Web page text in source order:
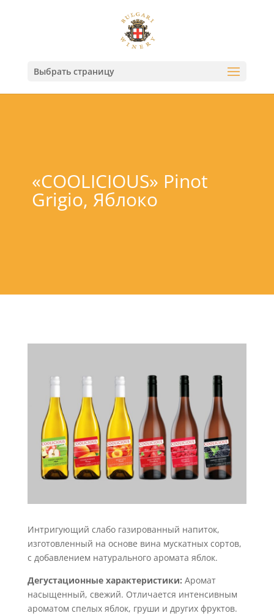
Выбрать страницу
«COOLICIOUS» Pinot
Grigio, Яблоко
Интригующий слабо газированный напиток,
изготовленный на основе вина мускатных сортов,
с добавлением натурального аромата яблок.
Дегустационные характеристики: Аромат
насыщенный, свежий. Отличается интенсивным
ароматом спелых яблок, груши и других фруктов.